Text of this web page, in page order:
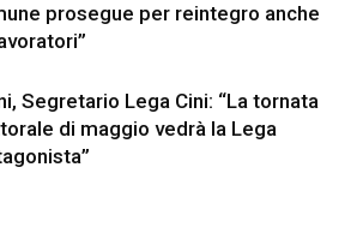
prosegue per reintegro anche
Segretario Lega Cini: “La tornata
di maggio vedrà la Lega